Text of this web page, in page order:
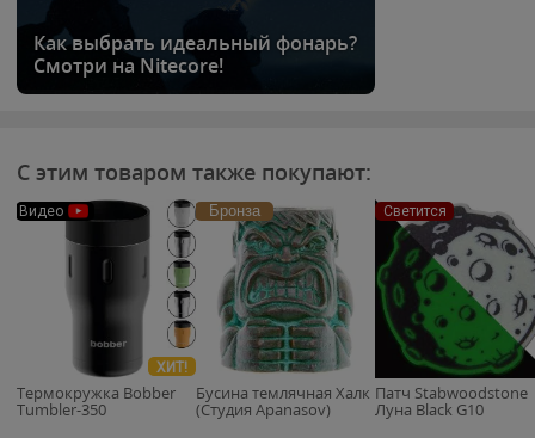
Как выбрать идеальный фонарь?
Смотри на Nitecore!
С этим товаром также покупают:
Видео
ХИТ!
Термокружка Bobber
Tumbler-350
Бронза
Бусина темлячная Халк
(Студия Apanasov)
Светится
Патч Stabwoodstone
Луна Black G10